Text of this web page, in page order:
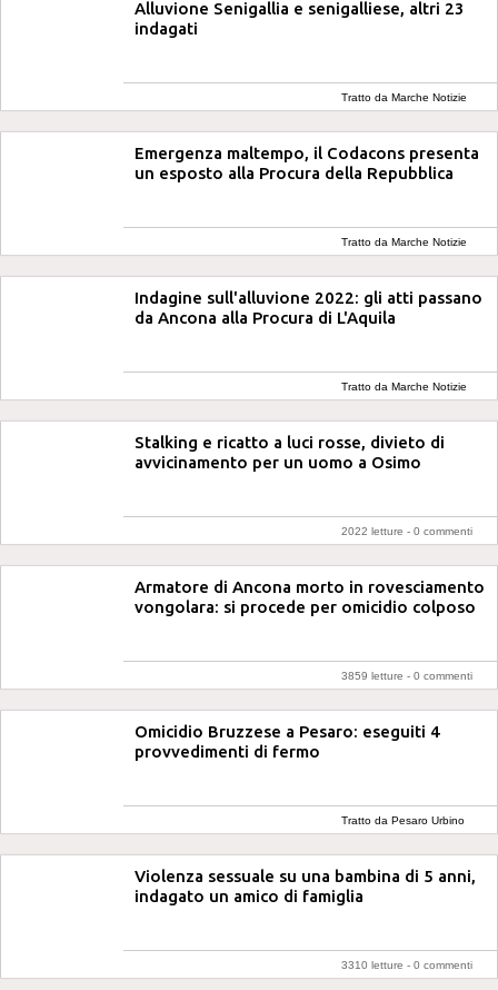
Alluvione Senigallia e senigalliese, altri 23
indagati
Tratto da Marche Notizie
Emergenza maltempo, il Codacons presenta
un esposto alla Procura della Repubblica
Tratto da Marche Notizie
Indagine sull'alluvione 2022: gli atti passano
da Ancona alla Procura di L'Aquila
Tratto da Marche Notizie
Stalking e ricatto a luci rosse, divieto di
avvicinamento per un uomo a Osimo
2022 letture - 0 commenti
Armatore di Ancona morto in rovesciamento
vongolara: si procede per omicidio colposo
3859 letture - 0 commenti
Omicidio Bruzzese a Pesaro: eseguiti 4
provvedimenti di fermo
Tratto da Pesaro Urbino
Violenza sessuale su una bambina di 5 anni,
indagato un amico di famiglia
3310 letture - 0 commenti